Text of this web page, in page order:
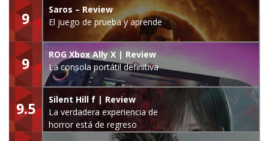
9
Saros – Review
El juego de prueba y aprende
9
ROG Xbox Ally X | Review
La consola portátil definitiva
9.5
Silent Hill f | Review
La verdadera experiencia de
horror está de regreso